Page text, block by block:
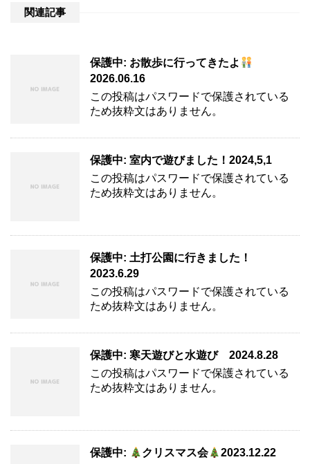
関連記事
保護中: お散歩に行ってきたよ
2026.06.16
この投稿はパスワードで保護されている
ため抜粋文はありません。
保護中: 室内で遊びました！2024,5,1
この投稿はパスワードで保護されている
ため抜粋文はありません。
保護中: 土打公園に行きました！
2023.6.29
この投稿はパスワードで保護されている
ため抜粋文はありません。
保護中: 寒天遊びと水遊び 2024.8.28
この投稿はパスワードで保護されている
ため抜粋文はありません。
保護中: クリスマス会
2023.12.22